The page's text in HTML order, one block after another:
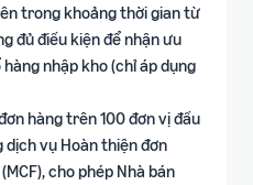
trong khoảng thời gian từ
đủ điều kiện để nhận ưu
nhập kho (chỉ áp dụng
hàng trên 100 đơn vị đầu
vụ Hoàn thiện đơn
cho phép Nhà bán